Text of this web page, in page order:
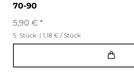
70-90
5,90 € *
5 Stück | 1,18 € / Stück